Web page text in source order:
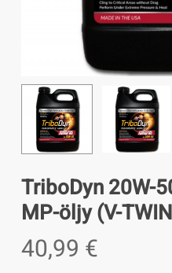
TriboDyn 20W-
MP-öljy (V-
40,99 €